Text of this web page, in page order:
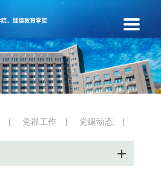
| 党群工作 | 党建动态 |